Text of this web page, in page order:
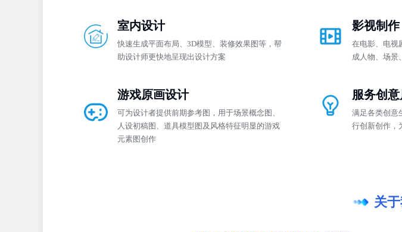
室内设计
快速生成平面布局、3D模型、装修效果图等，帮
助设计师更快地呈现出设计方案
影视制作
在电影、电视
成人物、场景
游戏原画设计
可为设计者提供前期参考图，用于场景概念图、
人设初稿图、道具模型图及风格特征明显的游戏
元素图创作
服务创
满足各类创意
行创新创作，
关